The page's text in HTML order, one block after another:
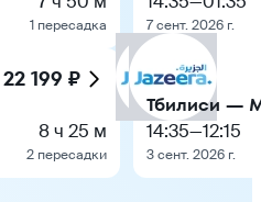
1 пересадка
22 199 ₽
8 ч 25 м
2 пересадки
7 сент. 2026 г.
Тбилиси —
14:35—12:15
3 сент. 2026 г.